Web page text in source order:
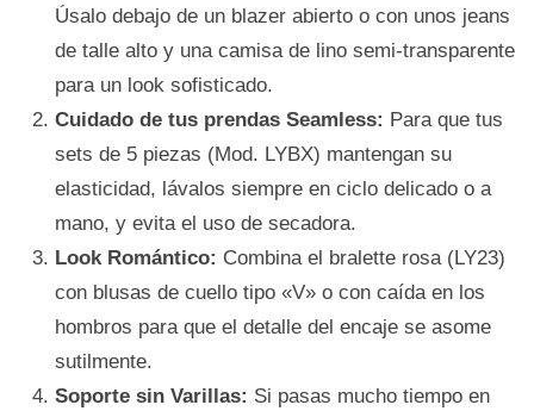
Úsalo debajo de un blazer abierto o con unos jeans
de talle alto y una camisa de lino semi-transparente
para un look sofisticado.
Cuidado de tus prendas Seamless: Para que tus
sets de 5 piezas (Mod. LYBX) mantengan su
elasticidad, lávalos siempre en ciclo delicado o a
mano, y evita el uso de secadora.
Look Romántico: Combina el bralette rosa (LY23)
con blusas de cuello tipo «V» o con caída en los
hombros para que el detalle del encaje se asome
sutilmente.
Soporte sin Varillas: Si pasas mucho tiempo en